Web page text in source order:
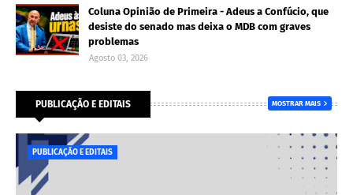
Coluna Opinião de Primeira - Adeus a Confúcio, que
desiste do senado mas deixa o MDB com graves
problemas
Agosto 03, 2026
PUBLICAÇÃO E EDITAIS MOSTRAR MAIS
PUBLICAÇÃO E EDITAIS